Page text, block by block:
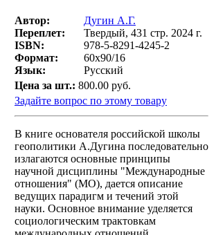
Автор:
Дугин А.Г.
Переплет:
Твердый, 431 стр. 2024 г.
ISBN:
978-5-8291-4245-2
Формат:
60х90/16
Язык:
Русский
Цена за шт.: 800.00 руб.
Задайте вопрос по этому товару
В книге основателя российской школы
геополитики А.Дугина последовательно
излагаются основные принципы
научной дисциплины "Международные
отношения" (МО), дается описание
ведущих парадигм и течений этой
науки. Основное внимание уделяется
социологическим трактовкам